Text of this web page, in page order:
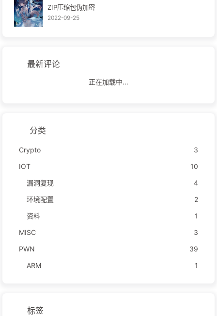
ZIP压缩包伪加密
2022-09-25
最新评论
正在加载中...
分类
Crypto
3
IOT
10
漏洞复现
4
环境配置
2
资料
1
MISC
3
PWN
39
ARM
1
标签